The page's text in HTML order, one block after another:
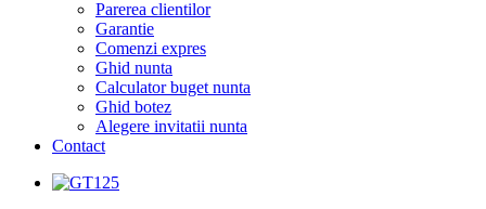
Parerea clientilor
Garantie
Comenzi expres
Ghid nunta
Calculator buget nunta
Ghid botez
Alegere invitatii nunta
Contact